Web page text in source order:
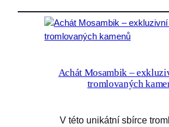
Achát Mosambik –
tromlovaných
V této unikátní sbírce